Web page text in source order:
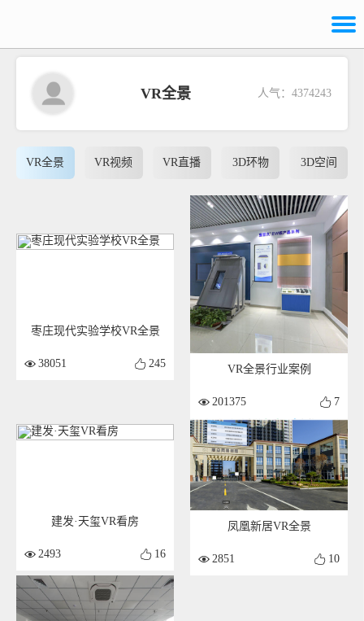
VR全景 人气：4374243
VR全景 VR视频 VR直播 3D环物 3D空间
枣庄现代实验学校VR全景
38051 245 VR全景行业案例
201375 7
建发·天玺VR看房
2493 16
凤凰新居VR全景
2851 10